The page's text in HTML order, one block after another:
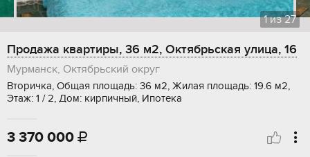
1из27
Продажа квартиры, 36 м2, Октябрьская улица, 16
Мурманск, Октябрьский округ
Вторичка, Общая площадь: 36 м2, Жилая площадь: 19.6 м2,
Этаж: 1 / 2, Дом: кирпичный, Ипотека
3 370 000 